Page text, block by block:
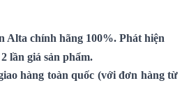
Alta chính hãng 100%. Phát hiện
lần giá sản phẩm.
hàng toàn quốc (với đơn hàng từ